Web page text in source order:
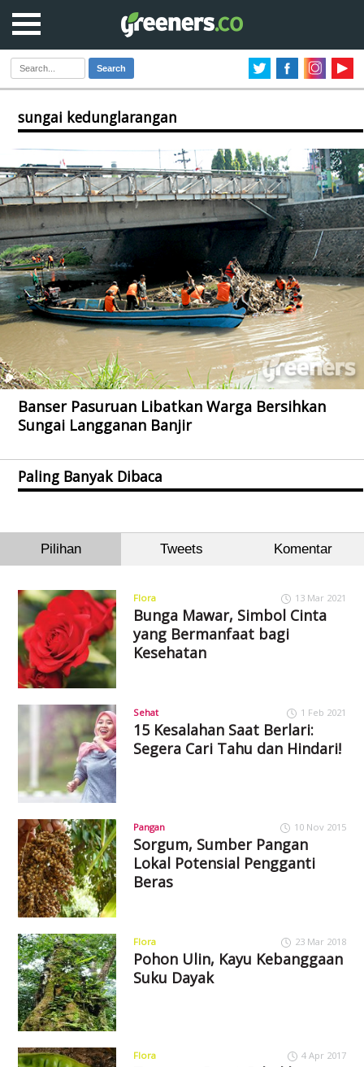
Search
sungai kedunglarangan
Banser Pasuruan Libatkan Warga Bersihkan
Sungai Langganan Banjir
Paling Banyak Dibaca
Pilihan Tweets Komentar
Flora 13 Mar 2021
Bunga Mawar, Simbol Cinta
yang Bermanfaat bagi
Kesehatan
Sehat 1 Feb 2021
15 Kesalahan Saat Berlari:
Segera Cari Tahu dan Hindari!
Pangan 10 Nov 2015
Sorgum, Sumber Pangan
Lokal Potensial Pengganti
Beras
Flora 23 Mar 2018
Pohon Ulin, Kayu Kebanggaan
Suku Dayak
Flora 4 Apr 2017